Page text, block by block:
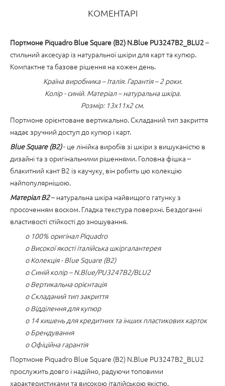
КОМЕНТАРІ
Портмоне Piquadro Blue Square (B2) N.Blue PU3247B2_BLU2–
стильний аксесуар із натуральної шкіри для карт та купюр.
Компактне та базове рішення на кожен день.
Країна виробника – Італія. Гарантія – 2 роки.
Колір - синій. Матеріал – натуральна шкіра.
Розмір: 13х11х2 см.
Портмоне орієнтоване вертикально. Складаний тип закриття
надає зручний доступ до купюр і карт.
Blue Square (B2)- це лінійка виробів зі шкіри з вишуканістю в
дизайні та з оригінальними рішеннями. Головна фішка –
блакитний кант B2 із каучуку, він робить цю колекцію
найпопулярнішою.
Матеріал B2– натуральна шкіра найвищого гатунку з
просоченням воском. Гладка текстура поверхні. Бездоганні
властивості стійкості до зношування.
o 100% оригінал Piquadro
o Високої якості італійська шкіргалантерея
o Колекція - Blue Square (B2)
o Синій колір – N.Blue/PU3247B2/BLU2
o Вертикальна орієнтація
o Складаний тип закриття
o Відділення для купюр
o 14 кишень для кредитних та інших пластикових карток
o Брендування
o Офіційна гарантія
Портмоне Piquadro Blue Square (B2) N.Blue PU3247B2_BLU2
прослужить довго і надійно, радуючи топовими
характеристиками та високою італійською якістю.